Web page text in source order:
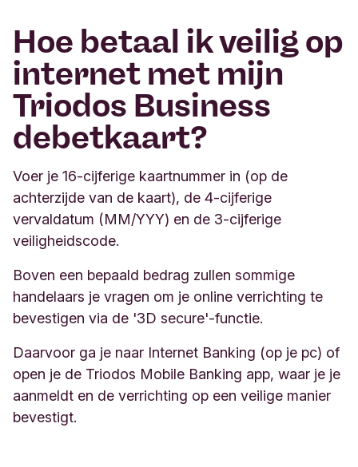
Hoe betaal ik veilig op
internet met mijn
Triodos Business
debetkaart?
Voer je 16-cijferige kaartnummer in (op de
achterzijde van de kaart), de 4-cijferige
vervaldatum (MM/YYY) en de 3-cijferige
veiligheidscode.
Boven een bepaald bedrag zullen sommige
handelaars je vragen om je online verrichting te
bevestigen via de '3D secure'-functie.
Daarvoor ga je naar Internet Banking (op je pc) of
open je de Triodos Mobile Banking app, waar je je
aanmeldt en de verrichting op een veilige manier
bevestigt.